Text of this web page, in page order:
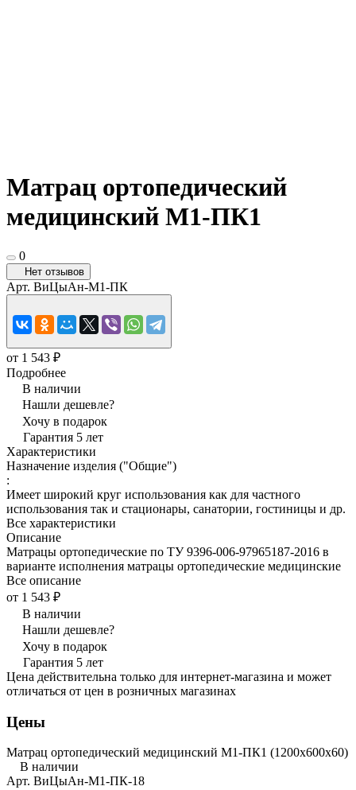
Матрац ортопедический
медицинский М1-ПК1
0
Нет отзывов
Арт. ВиЦыАн-М1-ПК
от 1 543 ₽
Подробнее
В наличии
Нашли дешевле?
Хочу в подарок
Гарантия 5 лет
Характеристики
Назначение изделия ("Общие")
:
Имеет широкий круг использования как для частного
использования так и стационары, санатории, гостиницы и др.
Все характеристики
Описание
Матрацы ортопедические по ТУ 9396-006-97965187-2016 в
варианте исполнения матрацы ортопедические медицинские
Все описание
от 1 543 ₽
В наличии
Нашли дешевле?
Хочу в подарок
Гарантия 5 лет
Цена действительна только для интернет-магазина и может
отличаться от цен в розничных магазинах
Цены
Матрац ортопедический медицинский М1-ПК1 (1200x600x60)
В наличии
Арт. ВиЦыАн-М1-ПК-18